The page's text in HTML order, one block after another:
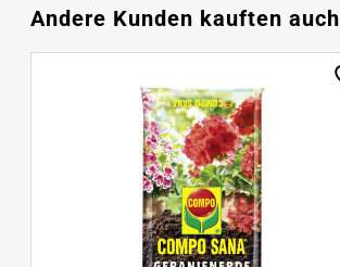
Produktgalerie überspringen
Andere Kunden kauften auch